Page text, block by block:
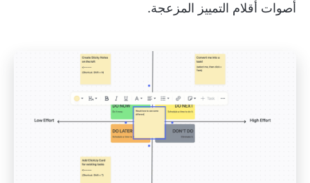
أصوات أقلام التمييز المزعجة.